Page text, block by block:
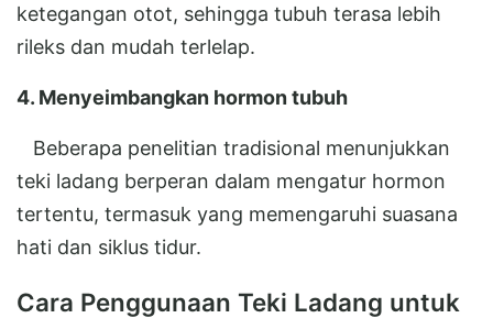
ketegangan otot, sehingga tubuh terasa lebih
rileks dan mudah terlelap.
4. Menyeimbangkan hormon tubuh
Beberapa penelitian tradisional menunjukkan
teki ladang berperan dalam mengatur hormon
tertentu, termasuk yang memengaruhi suasana
hati dan siklus tidur.
Cara Penggunaan Teki Ladang untuk